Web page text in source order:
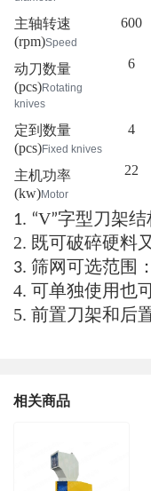
主轴转速
(rpm)Speed
600
动刀数量
(pcs)Rotating
knives
6
定到数量
(pcs)Fixed knives
4
主机功率
(kw)Motor
22
1. “V”字型刀架结
2. 既可破碎硬料
3. 筛网可选范围：
4. 可单独使用也
5. 前置刀架和后
相关商品